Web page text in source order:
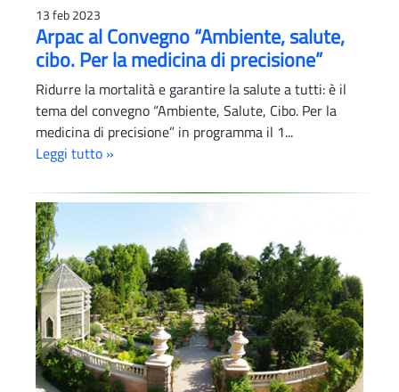
13 feb 2023
Arpac al Convegno “Ambiente, salute,
cibo. Per la medicina di precisione”
Ridurre la mortalità e garantire la salute a tutti: è il
tema del convegno “Ambiente, Salute, Cibo. Per la
medicina di precisione” in programma il 1...
Leggi tutto »